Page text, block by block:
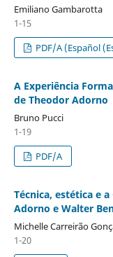
Emiliano Gambarotta
1-15
PDF/A (Español
A Experiência
de Theodor Adorno
Bruno Pucci
1-19
PDF/A
Técnica, estética e
Adorno e Walter
Michelle Carreirão
1-20